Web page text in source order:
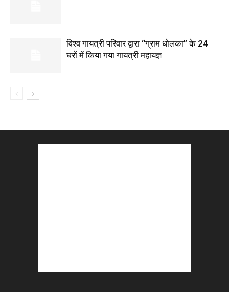
विश्व गायत्री परिवार द्वारा “ग्राम धोलका” के 24
घरों में किया गया गायत्री महायज्ञ